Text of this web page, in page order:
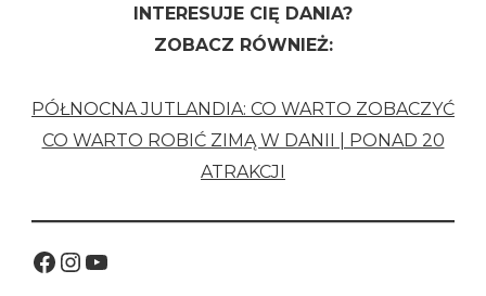
INTERESUJE CIĘ DANIA?
ZOBACZ RÓWNIEŻ:
PÓŁNOCNA JUTLANDIA: CO WARTO ZOBACZYĆ
CO WARTO ROBIĆ ZIMĄ W DANII | PONAD 20
ATRAKCJI
Facebook
Instagram
YouTube